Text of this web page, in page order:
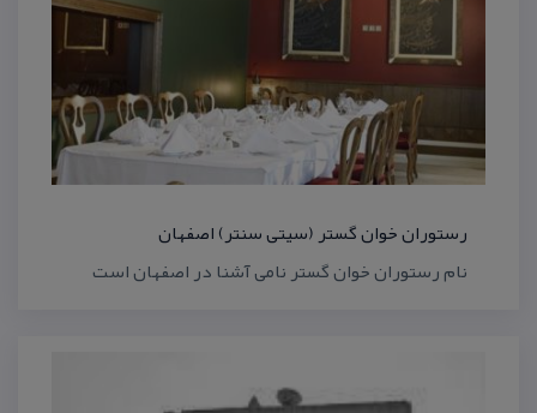
رستوران خوان گستر (سیتی سنتر) اصفهان
نام رستوران خوان گستر نامی آشنا در اصفهان است